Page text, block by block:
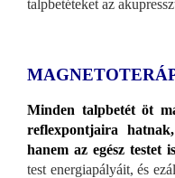
talpbetéteket az
Minden talpbetét öt
reflexpontjaira
hanem az egész testet
test energiapályáit, és